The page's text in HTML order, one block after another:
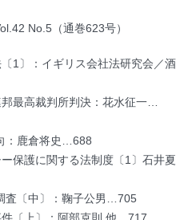
No.5（通巻623号）
1〕：イギリス会社法研究会／酒
最高裁判所判決：花水征一…
：鹿倉将史…688
保護に関する法制度〔1〕石井夏
査〔中〕：鞠子公男…705